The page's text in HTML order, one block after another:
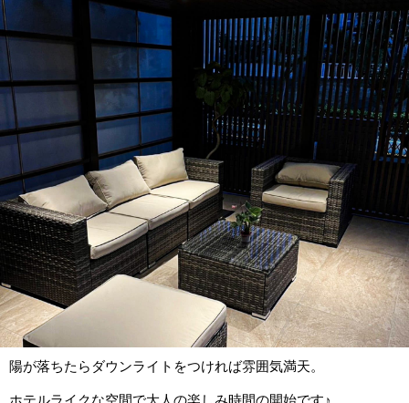
陽が落ちたらダウンライトをつければ雰囲気満天。
ホテルライクな空間で大人の楽しみ時間の開始です♪